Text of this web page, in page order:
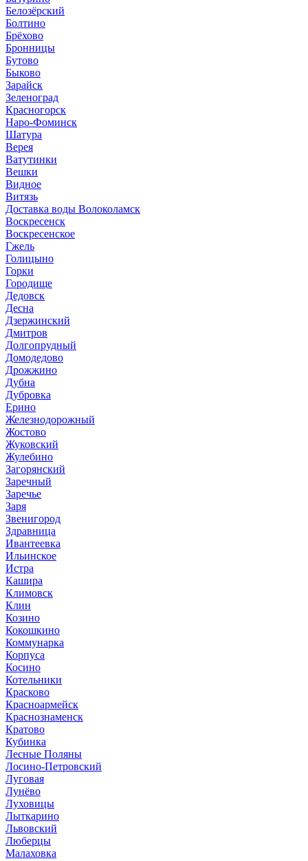
Белозёрский
Болтино
Брёхово
Бронницы
Бутово
Быково
Зарайск
Зеленоград
Красногорск
Наро-Фоминск
Шатура
Верея
Ватутинки
Вешки
Видное
Витязь
Доставка воды Волоколамск
Воскресенск
Воскресенское
Гжель
Голицыно
Горки
Городище
Дедовск
Десна
Дзержинский
Дмитров
Долгопрудный
Домодедово
Дрожжино
Дубна
Дубровка
Ерино
Железнодорожный
Жостово
Жуковский
Жулебино
Загорянский
Заречный
Заречье
Заря
Звенигород
Здравница
Ивантеевка
Ильинское
Истра
Кашира
Климовск
Клин
Козино
Кокошкино
Коммунарка
Корпуса
Косино
Котельники
Красково
Красноармейск
Краснознаменск
Кратово
Кубинка
Лесные Поляны
Лосино-Петровский
Луговая
Лунёво
Луховицы
Лыткарино
Львовский
Люберцы
Малаховка